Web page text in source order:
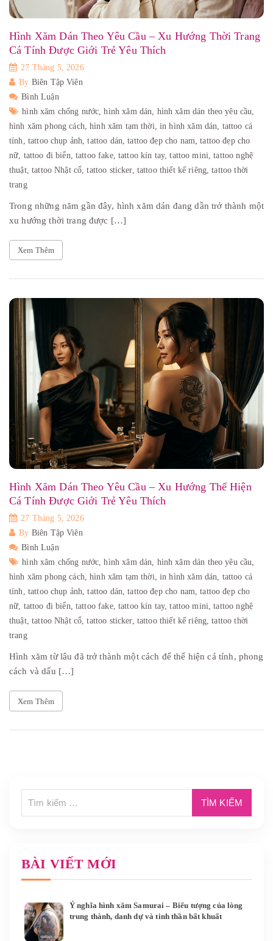
Hình Xăm Dán Theo Yêu Cầu – Xu Hướng Thời Trang
Cá Tính Được Giới Trẻ Yêu Thích
27 Tháng 5, 2026
By Biên Tập Viên
Bình Luận
hình xăm chống nước,hình xăm dán, hình xăm dán theo yêu cầu,
hình xăm phong cách,hình xăm tạm thời,in hình xăm dán, tattoo cá
tính, tattoo chụp ảnh,tattoo dán,tattoo đẹp cho nam,tattoo đẹp cho
nữ, tattoo đi biển,tattoo fake, tattoo kín tay,tattoo mini,tattoo nghệ
thuật,tattoo Nhật cổ,tattoo sticker, tattoo thiết kế riêng,tattoo thời
trang
Trong những năm gần đây, hình xăm dán đang dần trở thành một
xu hướng thời trang được […]
Xem Thêm
Hình Xăm Dán Theo Yêu Cầu – Xu Hướng Thể Hiện
Cá Tính Được Giới Trẻ Yêu Thích
27 Tháng 5, 2026
By Biên Tập Viên
Bình Luận
hình xăm chống nước,hình xăm dán, hình xăm dán theo yêu cầu,
hình xăm phong cách,hình xăm tạm thời,in hình xăm dán, tattoo cá
tính, tattoo chụp ảnh,tattoo dán,tattoo đẹp cho nam,tattoo đẹp cho
nữ, tattoo đi biển,tattoo fake, tattoo kín tay,tattoo mini,tattoo nghệ
thuật,tattoo Nhật cổ,tattoo sticker, tattoo thiết kế riêng,tattoo thời
trang
Hình xăm từ lâu đã trở thành một cách để thể hiện cá tính, phong
cách và dấu […]
Xem Thêm
BÀI VIẾT MỚI
Ý nghĩa hình xăm Samurai – Biểu tượng của lòng
trung thành, danh dự và tinh thần bất khuất